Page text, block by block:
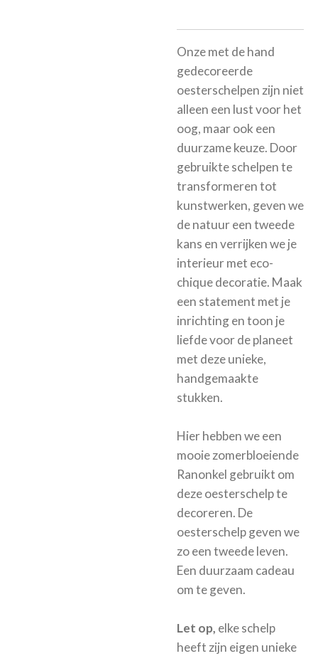
Onze met de hand
gedecoreerde
oesterschelpen zijn niet
alleen een lust voor het
oog, maar ook een
duurzame keuze. Door
gebruikte schelpen te
transformeren tot
kunstwerken, geven we
de natuur een tweede
kans en verrijken we je
interieur met eco-
chique decoratie. Maak
een statement met je
inrichting en toon je
liefde voor de planeet
met deze unieke,
handgemaakte
stukken.
Hier hebben we een
mooie zomerbloeiende
Ranonkel gebruikt om
deze oesterschelp te
decoreren. De
oesterschelp geven we
zo een tweede leven.
Een duurzaam cadeau
om te geven.
Let op, elke schelp
heeft zijn eigen unieke